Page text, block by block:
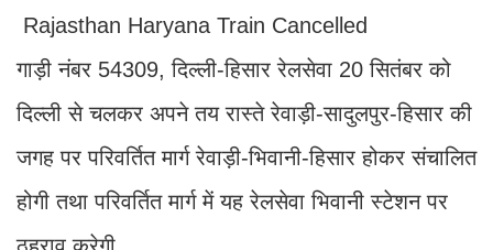
Rajasthan Haryana Train Cancelled
गाड़ी नंबर 54309, दिल्ली-हिसार रेलसेवा 20 सितंबर को
दिल्ली से चलकर अपने तय रास्ते रेवाड़ी-सादुलपुर-हिसार की
जगह पर परिवर्तित मार्ग रेवाड़ी-भिवानी-हिसार होकर संचालित
होगी तथा परिवर्तित मार्ग में यह रेलसेवा भिवानी स्टेशन पर